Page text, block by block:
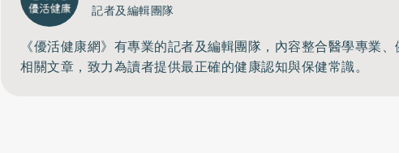
記者及編輯團隊
《優活健康網》有專業的記者及編輯團隊，內容整合醫學專業
相關文章，致力為讀者提供最正確的健康認知與保健常識。